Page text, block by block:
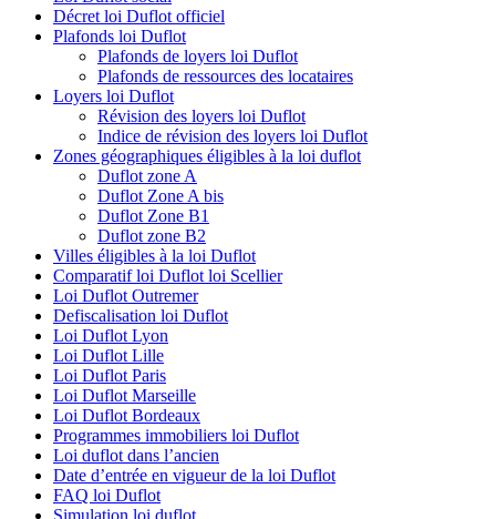
Décret loi Duflot officiel
Plafonds loi Duflot
Plafonds de loyers loi Duflot
Plafonds de ressources des locataires
Loyers loi Duflot
Révision des loyers loi Duflot
Indice de révision des loyers loi Duflot
Zones géographiques éligibles à la loi duflot
Duflot zone A
Duflot Zone A bis
Duflot Zone B1
Duflot zone B2
Villes éligibles à la loi Duflot
Comparatif loi Duflot loi Scellier
Loi Duflot Outremer
Defiscalisation loi Duflot
Loi Duflot Lyon
Loi Duflot Lille
Loi Duflot Paris
Loi Duflot Marseille
Loi Duflot Bordeaux
Programmes immobiliers loi Duflot
Loi duflot dans l’ancien
Date d’entrée en vigueur de la loi Duflot
FAQ loi Duflot
Simulation loi duflot